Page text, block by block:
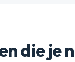
die je